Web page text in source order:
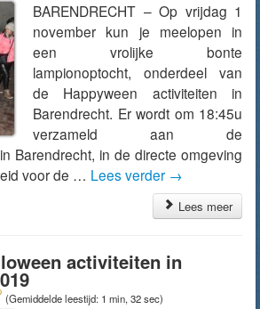
BARENDRECHT – Op vrijdag 1
november kun je meelopen in
een vrolijke bonte
lampionoptocht, onderdeel van
de Happyween activiteiten in
Barendrecht. Er wordt om 18:45u
verzameld aan de
Barendrecht, in de directe omgeving
voor de … Lees verder →
Lees meer
activiteiten in
(Gemiddelde leestijd: 1 min, 32 sec)